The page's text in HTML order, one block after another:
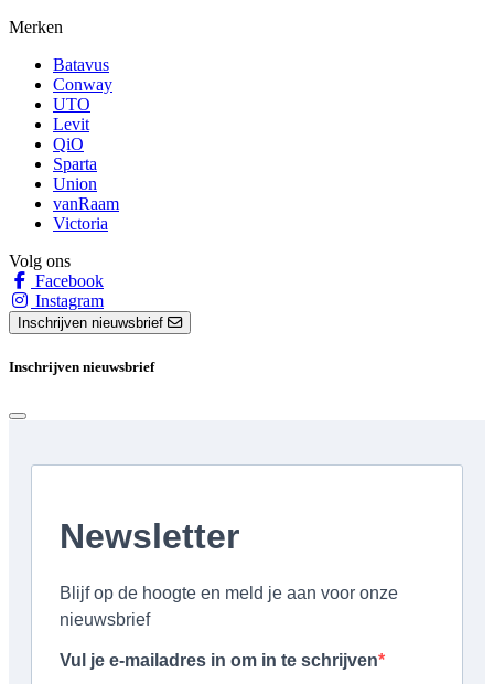
Merken
Batavus
Conway
UTO
Levit
QiO
Sparta
Union
vanRaam
Victoria
Volg ons
Facebook
Instagram
Inschrijven nieuwsbrief
Inschrijven nieuwsbrief